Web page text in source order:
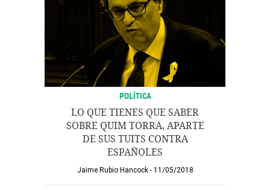
POLÍTICA
LO QUE TIENES QUE SABER
SOBRE QUIM TORRA, APARTE
DE SUS TUITS CONTRA
ESPAÑOLES
Jaime Rubio Hancock 11/05/2018